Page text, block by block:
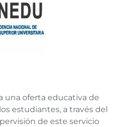
una oferta educativa de
estudiantes, a través del
de este servicio